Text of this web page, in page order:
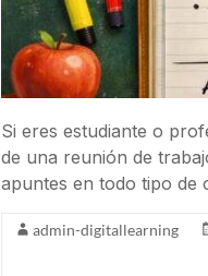
Si eres estudiante o
de una reunión de
apuntes en todo tipo de
admin-digitallearning